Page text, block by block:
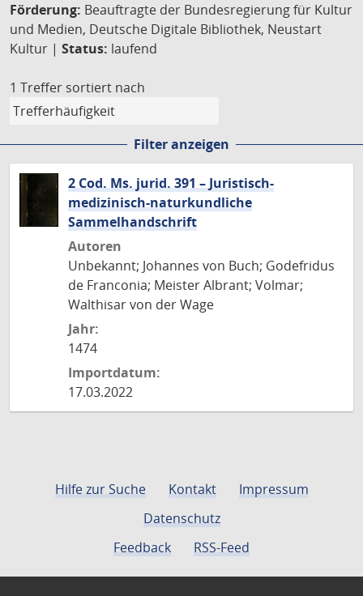
Förderung: Beauftragte der Bundesregierung für Kultur
und Medien, Deutsche Digitale Bibliothek, Neustart
Kultur | Status: laufend
1 Treffer sortiert nach
Filter anzeigen
2 Cod. Ms. jurid. 391 – Juristisch-
medizinisch-naturkundliche
Sammelhandschrift
Autoren
Unbekannt; Johannes von Buch; Godefridus
de Franconia; Meister Albrant; Volmar;
Walthisar von der Wage
Jahr:
1474
Importdatum:
17.03.2022
Hilfe zur Suche Kontakt
Impressum
Datenschutz
Feedback
RSS-Feed